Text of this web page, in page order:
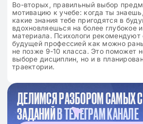
Во-вторых, правильный выбор
мотивацию к учебе: когда ты
какие знания тебе пригодятся в
вдохновляешься на более глубокое
материала. Психологи рекомендуют
будущей профессией как можно
не позже 9-10 класса. Это поможет
выборе дисциплин, но и в
траектории.
ДЕЛИМСЯ РАЗБОРОМ САМЫХ
ЗАДАНИЙВ ТЕЛЕГРАМ КАНАЛЕ